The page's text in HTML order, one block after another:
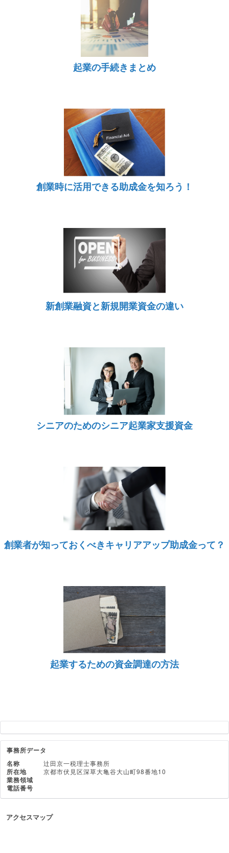
起業の手続きまとめ
創業時に活用できる助成金を知ろう！
新創業融資と新規開業資金の違い
シニアのためのシニア起業家支援資金
創業者が知っておくべきキャリアアップ助成金って？
起業するための資金調達の方法
事務所データ
名称
辻田京一税理士事務所
所在地 京都市伏見区深草大亀谷大山町98番地10
業務領域
電話番号
アクセスマップ